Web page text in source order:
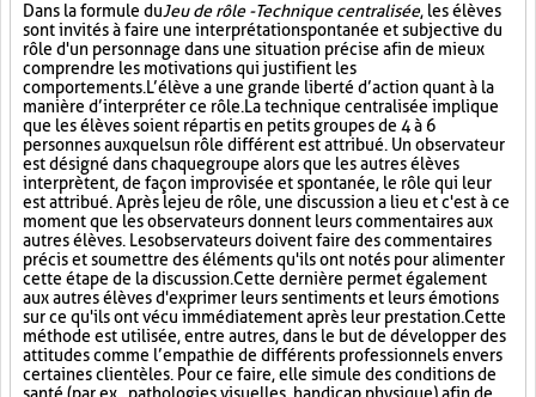
Dans la formule duJeu de rôle - Technique centralisée, les élèves
sont invités à faire une interprétation spontanée et subjective du
rôle d'un personnage dans une situation précise afin de mieux
comprendre les motivations qui justifient les
comportements. L’élève a une grande liberté d’action quant à la
manière d’interpréter ce rôle. La technique centralisée implique
que les élèves soient répartis en petits groupes de 4 à 6
personnes auxquels un rôle différent est attribué. Un observateur
est désigné dans chaque groupe alors que les autres élèves
interprètent, de façon improvisée et spontanée, le rôle qui leur
est attribué. Après le jeu de rôle, une discussion a lieu et c'est à ce
moment que les observateurs donnent leurs commentaires aux
autres élèves. Les observateurs doivent faire des commentaires
précis et soumettre des éléments qu'ils ont notés pour alimenter
cette étape de la discussion. Cette dernière permet également
aux autres élèves d'exprimer leurs sentiments et leurs émotions
sur ce qu'ils ont vécu immédiatement après leur prestation. Cette
méthode est utilisée, entre autres, dans le but de développer des
attitudes comme l’empathie de différents professionnels envers
certaines clientèles. Pour ce faire, elle simule des conditions de